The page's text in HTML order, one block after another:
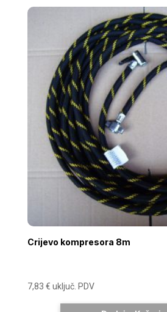
Crijevo kompresora 8m
7,83 € uključ. PDV